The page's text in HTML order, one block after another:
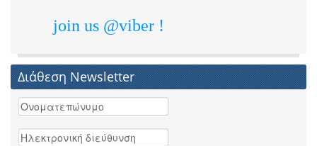
join us @viber !
Διάθεση Newsletter